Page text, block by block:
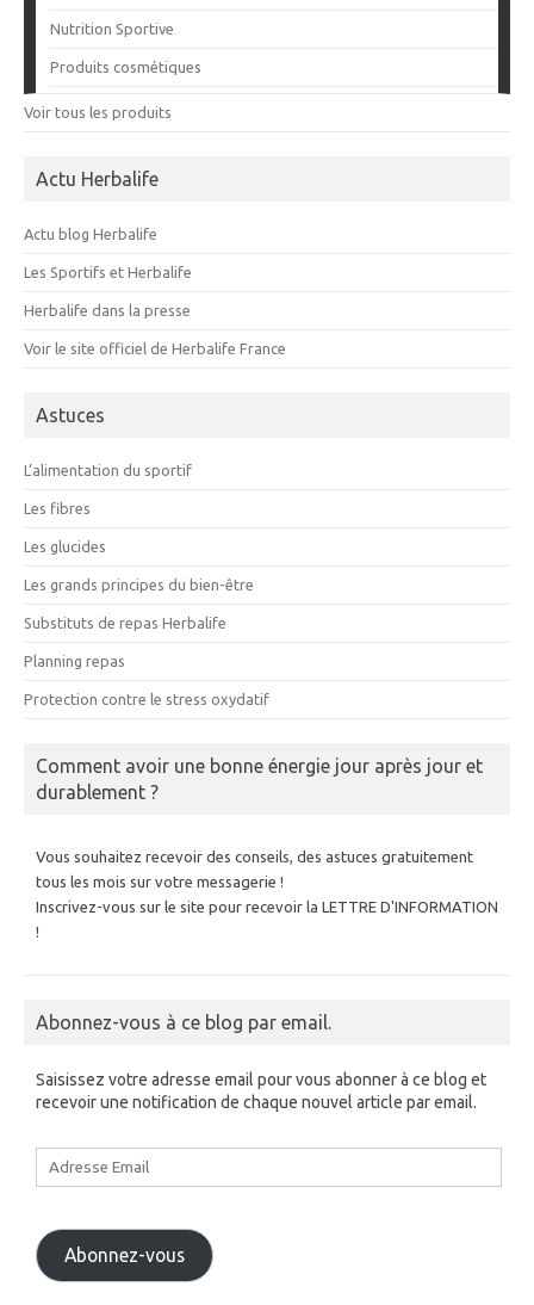
Nutrition Sportive
Produits cosmétiques
Voir tous les produits
Actu Herbalife
Actu blog Herbalife
Les Sportifs et Herbalife
Herbalife dans la presse
Voir le site officiel de Herbalife France
Astuces
L’alimentation du sportif
Les fibres
Les glucides
Les grands principes du bien-être
Substituts de repas Herbalife
Planning repas
Protection contre le stress oxydatif
Comment avoir une bonne énergie jour après jour et
durablement ?
Vous souhaitez recevoir des conseils, des astuces gratuitement
tous les mois sur votre messagerie !
Inscrivez-vous sur le site pour recevoir la LETTRE D'INFORMATION
!
Abonnez-vous à ce blog par email.
Saisissez votre adresse email pour vous abonner à ce blog et
recevoir une notification de chaque nouvel article par email.
Adresse
Email
Abonnez-vous